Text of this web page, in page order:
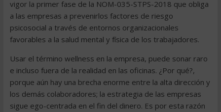
vigor la primer fase de la NOM-035-STPS-2018 que obliga
a las empresas a prevenirlos factores de riesgo
psicosocial a través de entornos organizacionales
favorables a la salud mental y física de los trabajadores.
Usar el término wellness en la empresa, puede sonar raro
e incluso fuera de la realidad en las oficinas. ¿Por qué?,
porque aún hay una brecha enorme entre la alta dirección y
los demás colaboradores; la estrategia de las empresas
sigue ego-centrada en el fin del dinero. Es por esta razón